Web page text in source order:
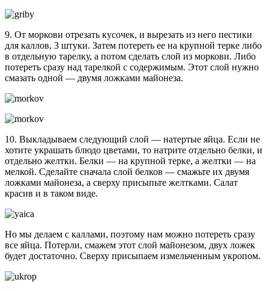
9. От моркови отрезать кусочек, и вырезать из него пестики
для каллов, 3 штуки. Затем потереть ее на крупной терке либо
в отдельную тарелку, а потом сделать слой из моркови. Либо
потереть сразу над тарелкой с содержимым. Этот слой нужно
смазать одной — двумя ложками майонеза.
10. Выкладываем следующий слой — натертые яйца. Если не
хотите украшать блюдо цветами, то натрите отдельно белки, и
отдельно желтки. Белки — на крупной терке, а желтки — на
мелкой. Сделайте сначала слой белков — смажьте их двумя
ложками майонеза, а сверху присыпьте желтками. Салат
красив и в таком виде.
Но мы делаем с каллами, поэтому нам можно потереть сразу
все яйца. Потерли, смажем этот слой майонезом, двух ложек
будет достаточно. Сверху присыпаем измельченным укропом.